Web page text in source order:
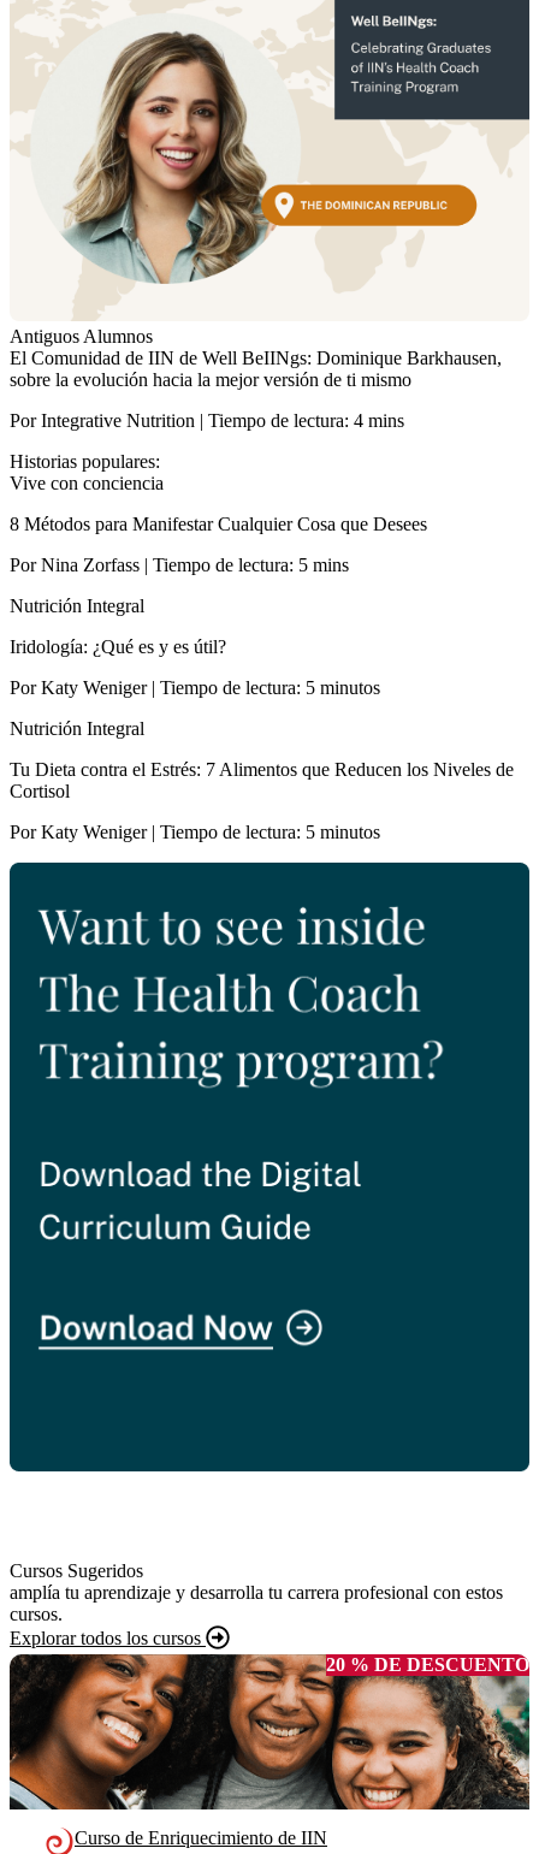
Antiguos Alumnos
El Comunidad de IIN de Well BeIINgs: Dominique Barkhausen,
sobre la evolución hacia la mejor versión de ti mismo
Por Integrative Nutrition | Tiempo de lectura: 4 mins
Historias populares:
Vive con conciencia
8 Métodos para Manifestar Cualquier Cosa que Desees
Por Nina Zorfass | Tiempo de lectura: 5 mins
Nutrición Integral
Iridología: ¿Qué es y es útil?
Por Katy Weniger | Tiempo de lectura: 5 minutos
Nutrición Integral
Tu Dieta contra el Estrés: 7 Alimentos que Reducen los Niveles de
Cortisol
Por Katy Weniger | Tiempo de lectura: 5 minutos
Cursos Sugeridos
amplía tu aprendizaje y desarrolla tu carrera profesional con estos
cursos.
Explorar todos los cursos
20 % DE DESCUENTO
Curso de Enriquecimiento de IIN